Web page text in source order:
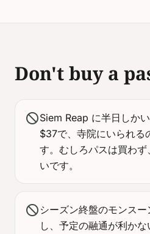
Don't buy a
blockSiem Reap に半日しか
$37で、寺院にいられる
す。むしろパスは買わ
いです。
block シーズン終盤のモンス
し、予定の融通が利か